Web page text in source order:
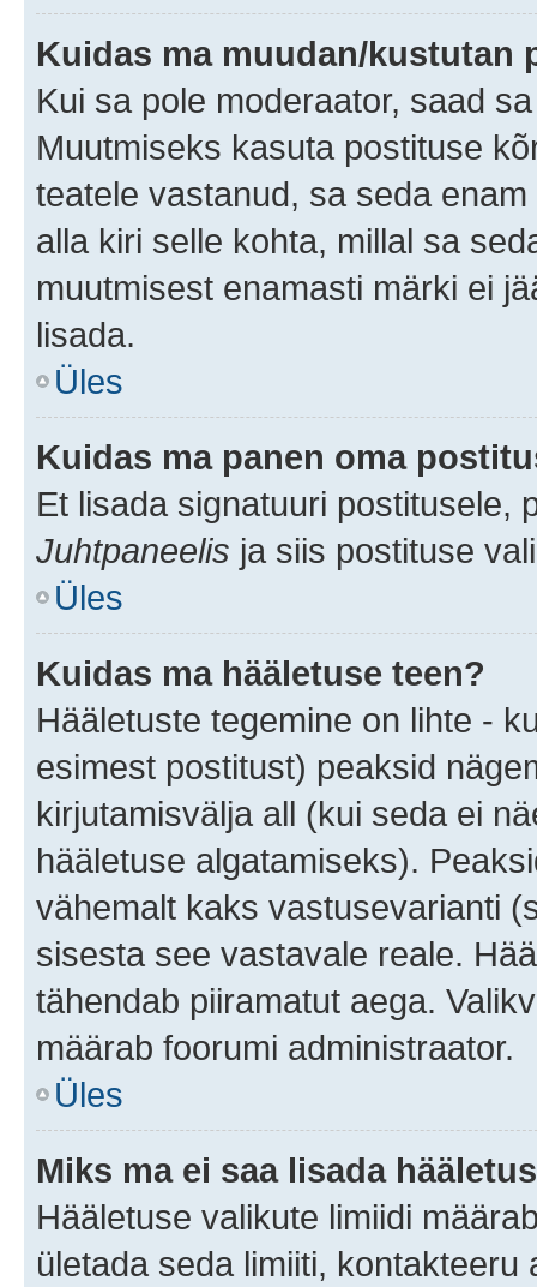
Kuidas ma muudan/kustutan
Kui sa pole moderaator, saad
Muutmiseks kasuta postituse
teatele vastanud, sa seda
alla kiri selle kohta, millal sa
muutmisest enamasti märki ei
lisada.
Üles
Kuidas ma panen oma
Et lisada signatuuri postitusele,
Juhtpaneelis ja siis postituse
Üles
Kuidas ma hääletuse teen?
Hääletuste tegemine on lihte -
esimest postitust) peaksid
kirjutamisvälja all (kui seda ei
hääletuse algatamiseks).
vähemalt kaks vastusevarianti
sisesta see vastavale reale.
tähendab piiramatut aega.
määrab foorumi administraator.
Üles
Miks ma ei saa lisada
Hääletuse valikute limiidi
ületada seda limiiti, kontakteeru